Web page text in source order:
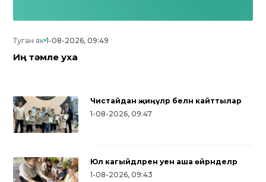
Туган як 1-08-2026, 09:49
Иң тәмле уха
Чистайдан җиңүләр белән кайттылар
1-08-2026, 09:47
Юл кагыйдәләрен уен аша өйрәнделәр
1-08-2026, 09:43